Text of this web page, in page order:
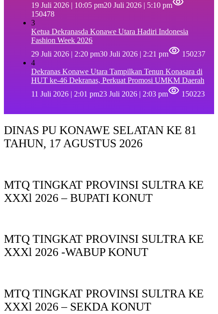
19 Juli 2026 | 10:05 pm20 Juli 2026 | 5:10 pm
150478
3
Ketua Dekranasda Konawe Utara Hadiri Indonesia
Fashion Week 2026
29 Juli 2026 | 2:20 pm30 Juli 2026 | 2:21 pm
150237
4
Dekranas Konawe Utara Tampilkan Tenun Konasara di
HUT ke-46 Dekranas, Perkuat Promosi UMKM Daerah
11 Juli 2026 | 2:01 pm23 Juli 2026 | 2:03 pm 150223
DINAS PU KONAWE SELATAN KE 81
TAHUN, 17 AGUSTUS 2026
MTQ TINGKAT PROVINSI SULTRA KE
XXXl 2026 – BUPATI KONUT
MTQ TINGKAT PROVINSI SULTRA KE
XXXl 2026 -WABUP KONUT
MTQ TINGKAT PROVINSI SULTRA KE
XXXl 2026 – SEKDA KONUT